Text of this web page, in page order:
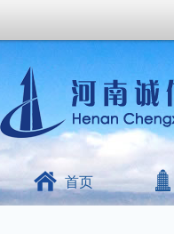
首页